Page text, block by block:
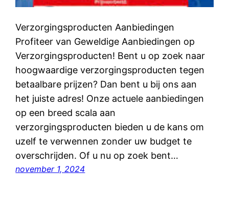
Verzorgingsproducten Aanbiedingen
Profiteer van Geweldige Aanbiedingen op
Verzorgingsproducten! Bent u op zoek naar
hoogwaardige verzorgingsproducten tegen
betaalbare prijzen? Dan bent u bij ons aan
het juiste adres! Onze actuele aanbiedingen
op een breed scala aan
verzorgingsproducten bieden u de kans om
uzelf te verwennen zonder uw budget te
overschrijden. Of u nu op zoek bent…
november 1, 2024